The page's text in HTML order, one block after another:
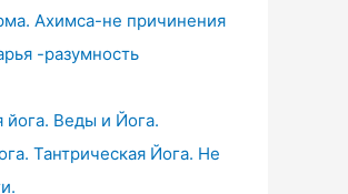
Ахимса-не причинения
-разумность
йога. Веды и Йога.
Тантрическая Йога. Не